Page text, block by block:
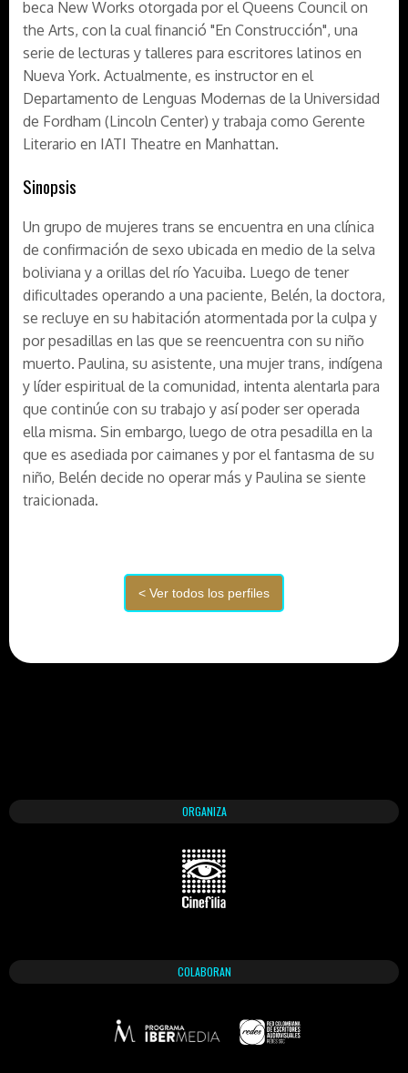
beca New Works otorgada por el Queens Council on
the Arts, con la cual financió "En Construcción", una
serie de lecturas y talleres para escritores latinos en
Nueva York. Actualmente, es instructor en el
Departamento de Lenguas Modernas de la Universidad
de Fordham (Lincoln Center) y trabaja como Gerente
Literario en IATI Theatre en Manhattan.
Sinopsis
Un grupo de mujeres trans se encuentra en una clínica
de confirmación de sexo ubicada en medio de la selva
boliviana y a orillas del río Yacuiba. Luego de tener
dificultades operando a una paciente, Belén, la doctora,
se recluye en su habitación atormentada por la culpa y
por pesadillas en las que se reencuentra con su niño
muerto. Paulina, su asistente, una mujer trans, indígena
y líder espiritual de la comunidad, intenta alentarla para
que continúe con su trabajo y así poder ser operada
ella misma. Sin embargo, luego de otra pesadilla en la
que es asediada por caimanes y por el fantasma de su
niño, Belén decide no operar más y Paulina se siente
traicionada.
ORGANIZA
COLABORAN